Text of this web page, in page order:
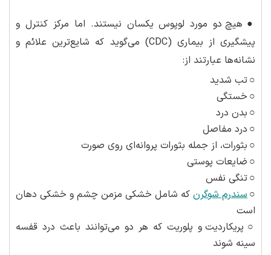
● هیچ دو مورد لوپوس یکسان نیستند. اما مرکز کنترل و
پیشگیری از بیماری (CDC) می‌گوید که شایع‌ترین علائم و
نشانه‌ها عبارتند از:
○تب شدید
○ خستگی
○ بدن درد
○ درد مفاصل
○ بثورات، از جمله بثورات پروانه‌ای روی صورت
○ ضایعات پوستی
○تنگی نفس
○سندرم شوگرن که شامل خشکی مزمن چشم و خشکی دهان
است
○ پریکاردیت و پلوریت که هر دو می‌توانند باعث درد قفسه
سینه شوند